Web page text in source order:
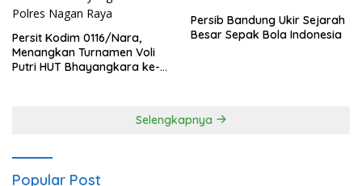
Persit Kodim 0116/Nara,
Menangkan Turnamen Voli
Putri HUT Bhayangkara ke-
Persib Bandung Ukir Sejarah
Besar Sepak Bola Indonesia
Selengkapnya
Popular Post